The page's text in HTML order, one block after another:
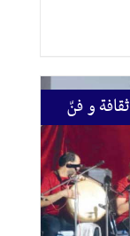
ثقافة و فنّ